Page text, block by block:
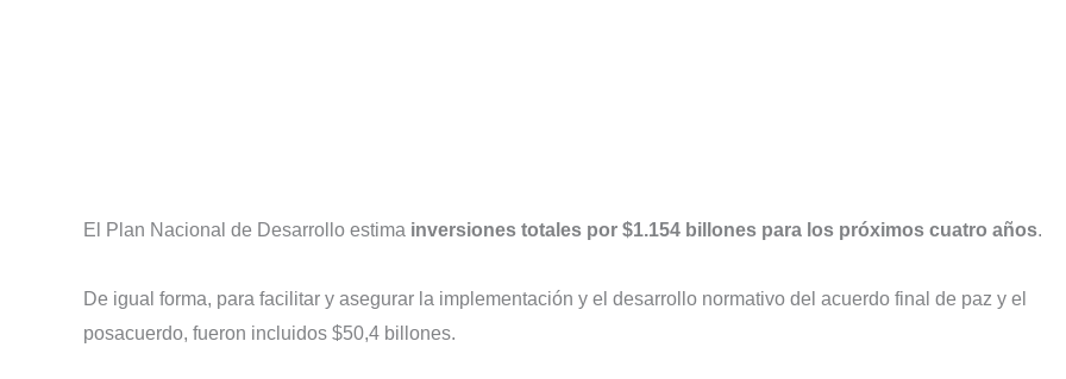
El Plan Nacional de Desarrollo estima inversiones totales por $1.154 billones para los próximos cuatro años.
De igual forma, para facilitar y asegurar la implementación y el desarrollo normativo del acuerdo final de paz y el
posacuerdo, fueron incluidos $50,4 billones.